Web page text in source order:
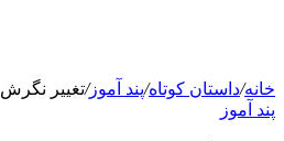
خانه/داستان کوتاه/پند آموز/تغییر نگرش
پند آموز